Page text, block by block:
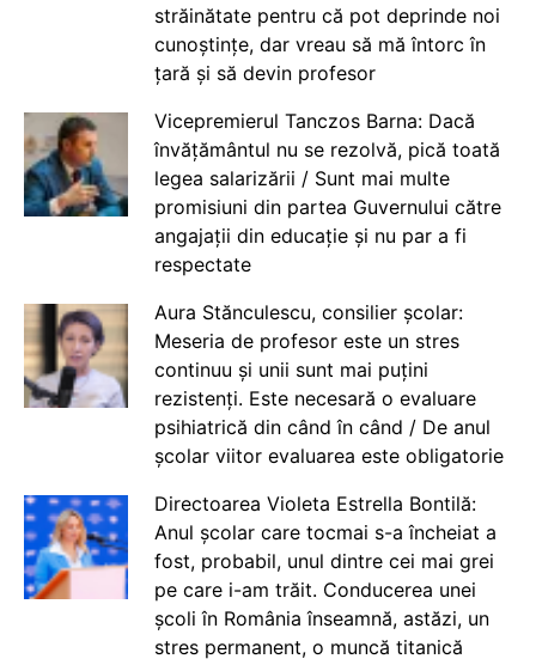
străinătate pentru că pot deprinde noi
cunoștințe, dar vreau să mă întorc în
țară și să devin profesor
Vicepremierul Tanczos Barna: Dacă
învățământul nu se rezolvă, pică toată
legea salarizării / Sunt mai multe
promisiuni din partea Guvernului către
angajații din educație și nu par a fi
respectate
Aura Stănculescu, consilier școlar:
Meseria de profesor este un stres
continuu și unii sunt mai puțini
rezistenți. Este necesară o evaluare
psihiatrică din când în când / De anul
școlar viitor evaluarea este obligatorie
Directoarea Violeta Estrella Bontilă:
Anul școlar care tocmai s-a încheiat a
fost, probabil, unul dintre cei mai grei
pe care i-am trăit. Conducerea unei
școli în România înseamnă, astăzi, un
stres permanent, o muncă titanică